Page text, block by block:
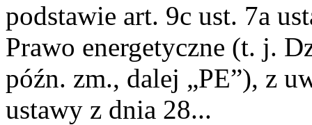
podstawie art. 9c ust. 7a
Prawo energetyczne (t. j.
późn. zm., dalej „PE”), z
ustawy z dnia 28...